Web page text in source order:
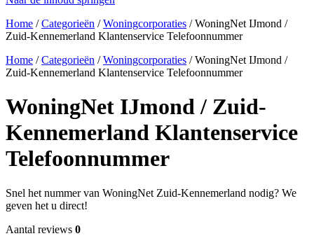
Home /Categorieën /Woningcorporaties /WoningNet IJmond /
Zuid-Kennemerland Klantenservice Telefoonnummer
Home /Categorieën /Woningcorporaties /WoningNet IJmond /
Zuid-Kennemerland Klantenservice Telefoonnummer
WoningNet IJmond / Zuid-
Kennemerland Klantenservice
Telefoonnummer
Snel het nummer van WoningNet Zuid-Kennemerland nodig? We
geven het u direct!
Aantal reviews 0